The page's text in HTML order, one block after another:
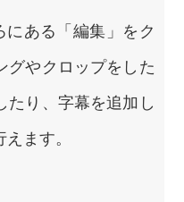
にある「編集」をク
グやクロップをした
たり、字幕を追加し
ます。